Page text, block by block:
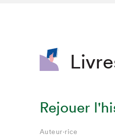
Rejouer
Auteur·rice